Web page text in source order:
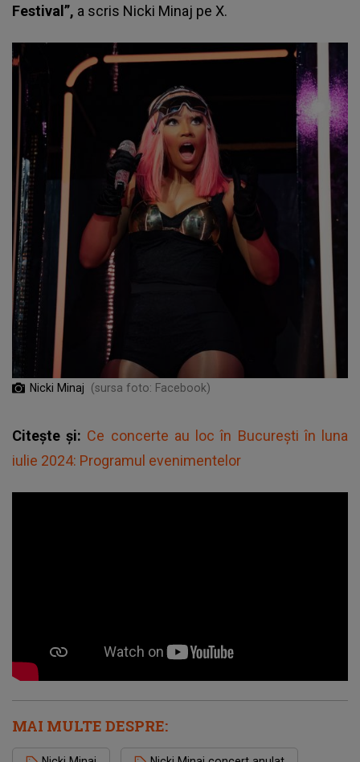
Festival”, a scris Nicki Minaj pe X.
Nicki Minaj (sursa foto: Facebook)
Citește și: Ce concerte au loc în București în luna
iulie 2024: Programul evenimentelor
MAI MULTE DESPRE: